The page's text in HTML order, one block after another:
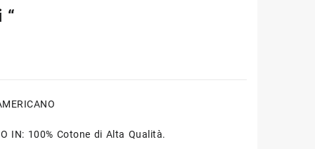
“
IN: 100% Cotone di Alta Qualità.